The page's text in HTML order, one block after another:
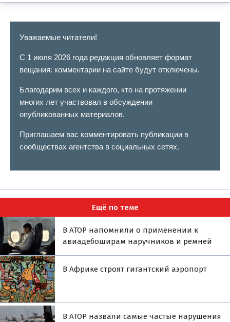
Уважаемые читатели!
С 1 июля 2026 года редакция обновляет формат
вещания: комментарии на сайте будут отключены.
Благодарим всех и каждого, кто на протяжении
многих лет участвовал в обсуждении
опубликованных материалов.
Приглашаем вас комментировать публикации в
сообществах агентства в социальных сетях.
Ещё по теме
В АТОР напомнили о применении к
авиадебоширам наручников и ремней
В Африке строят гигантский аэропорт
В АТОР назвали самые частые нарушения